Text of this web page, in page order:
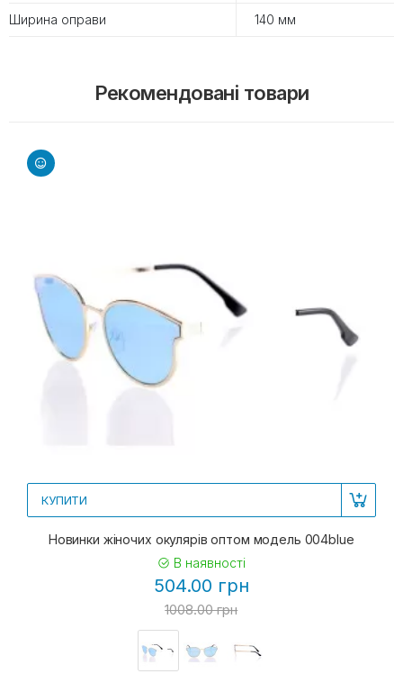
Ширина оправи 140 мм
Рекомендовані товари
КУПИТИ
Новинки жіночих окулярів оптом модель 004blue
В наявності
504.00 грн
1008.00 грн